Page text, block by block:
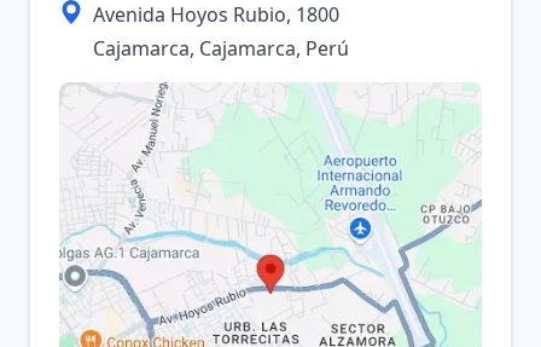
Avenida Hoyos Rubio, 1800
Cajamarca, Cajamarca, Perú